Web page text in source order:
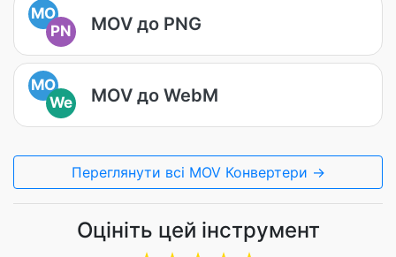
MO
PN
MOV до PNG
MO
We
MOV до WebM
Переглянути всі MOV Конвертери →
Оцініть цей інструмент